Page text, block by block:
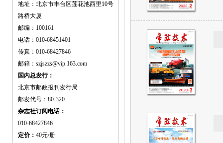
地址：北京市丰台区莲花池西里10号
路桥大厦
邮编：100161
电话：010-68451401
传真：010-68427846
邮箱：szjszzs@vip.163.com
国内总发行：
北京市邮政报刊发行局
邮发代号：80-320
杂志社订阅电话：
010-68427846
定价： 40元/册